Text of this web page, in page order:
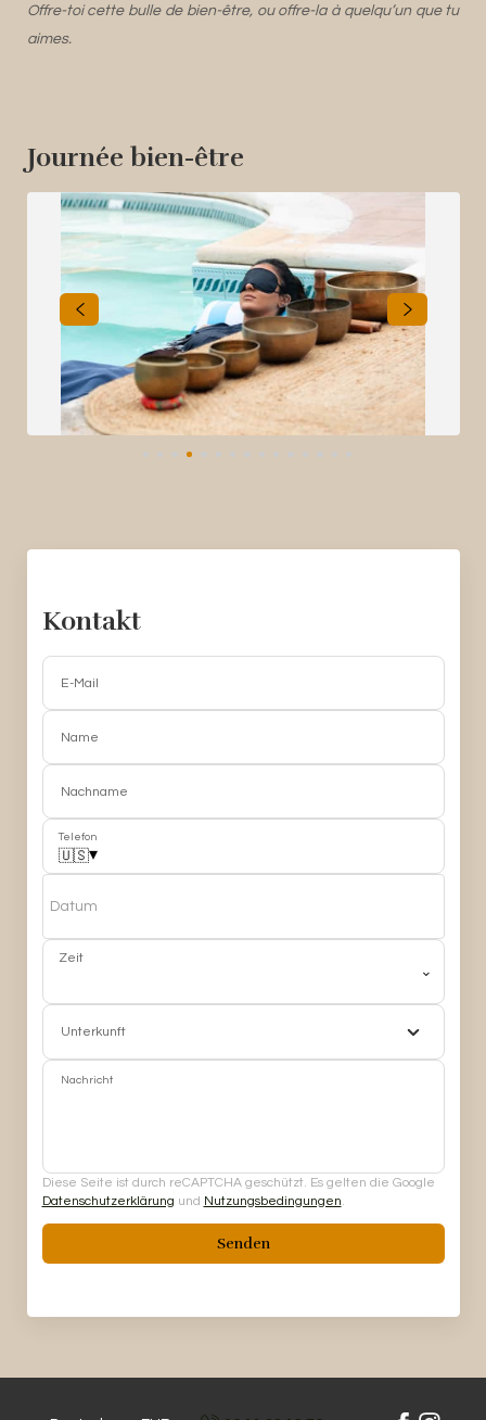
Offre-toi cette bulle de bien-être, ou offre-la à quelqu’un que tu
aimes.
Journée bien-être
Kontakt
E-Mail
Name
Nachname
Telefon
🇺🇸▾
Datum
Zeit
⌄
Unterkunft
Nachricht
Diese Seite ist durch reCAPTCHA geschützt. Es gelten die Google
Datenschutzerklärung und Nutzungsbedingungen.
Senden